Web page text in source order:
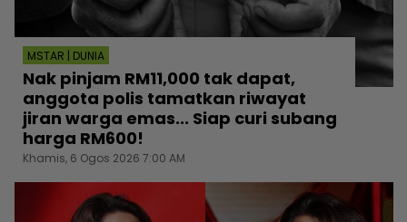
MSTAR | DUNIA
Nak pinjam RM11,000 tak dapat,
anggota polis tamatkan riwayat
jiran warga emas... Siap curi subang
harga RM600!
Khamis, 6 Ogos 2026 7:00 AM